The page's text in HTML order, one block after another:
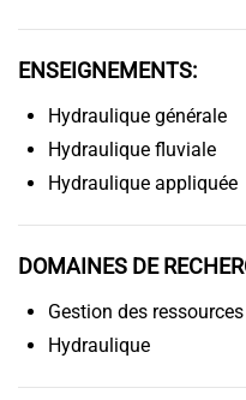
ENSEIGNEMENTS:
Hydraulique générale
Hydraulique fluviale
Hydraulique appliquée
DOMAINES DE
Gestion des
Hydraulique